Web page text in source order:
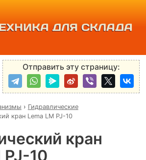
ДЛЯ СКЛАДА
Отправить эту страницу:
› Гидравлические
кран Lema LM PJ-10
кран
PJ-10